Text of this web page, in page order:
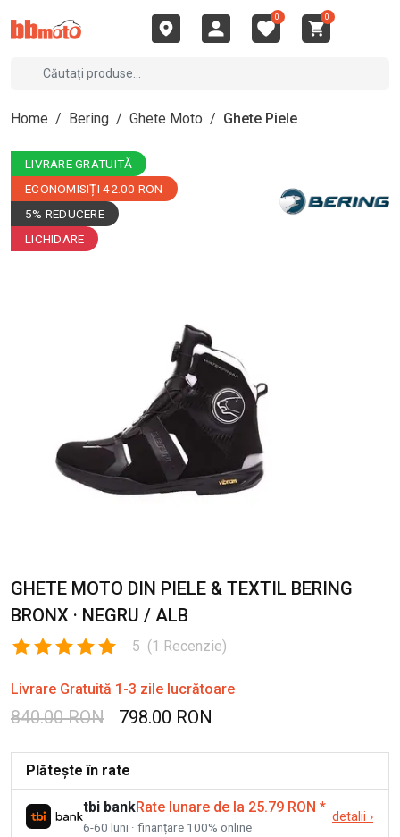
0 0
Home / Bering / Ghete Moto / Ghete Piele
LIVRARE GRATUITĂ
ECONOMISIȚI 42.00 RON
5% REDUCERE
LICHIDARE
GHETE MOTO DIN PIELE & TEXTIL BERING
BRONX · NEGRU / ALB
5 (1 Recenzie)
Livrare Gratuită 1-3 zile lucrătoare
840.00 RON 798.00 RON
Plătește în rate
tbi bankRate lunare de la 25.79 RON *
6-60 luni · finanțare 100% online
detalii ›